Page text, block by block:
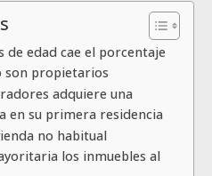
de edad cae el porcentaje
son propietarios
adquiere una
en su primera residencia
no habitual
los inmuebles al